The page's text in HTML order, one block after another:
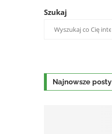
Szukaj
Najnowsze posty